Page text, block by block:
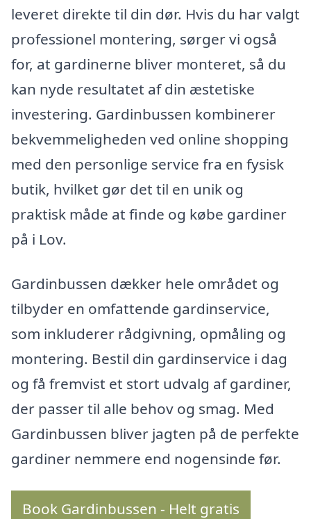
leveret direkte til din dør. Hvis du har valgt
professionel montering, sørger vi også
for, at gardinerne bliver monteret, så du
kan nyde resultatet af din æstetiske
investering. Gardinbussen kombinerer
bekvemmeligheden ved online shopping
med den personlige service fra en fysisk
butik, hvilket gør det til en unik og
praktisk måde at finde og købe gardiner
på i Lov.
Gardinbussen dækker hele området og
tilbyder en omfattende gardinservice,
som inkluderer rådgivning, opmåling og
montering. Bestil din gardinservice i dag
og få fremvist et stort udvalg af gardiner,
der passer til alle behov og smag. Med
Gardinbussen bliver jagten på de perfekte
gardiner nemmere end nogensinde før.
Book Gardinbussen - Helt gratis